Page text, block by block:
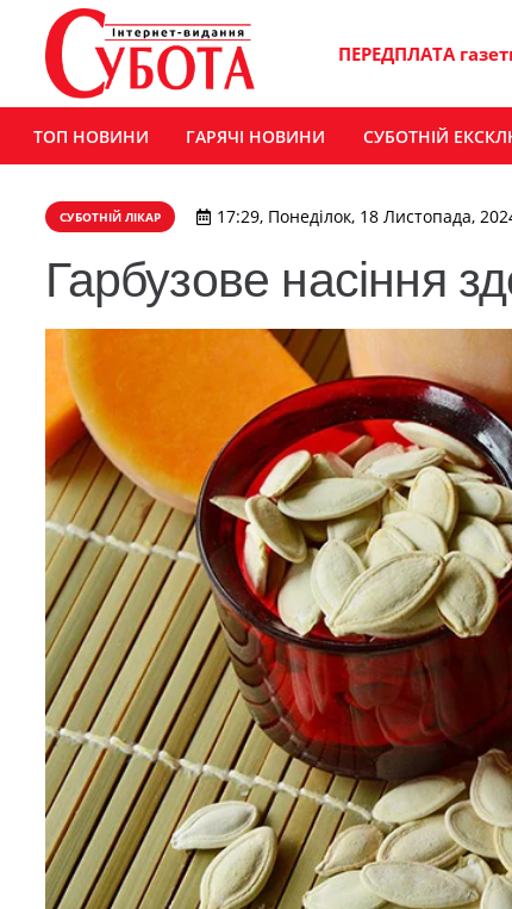
ПЕРЕДПЛАТА
ТОП НОВИНИ ГАРЯЧІ НОВИНИ СУБОТНІЙ
СУБОТНІЙ ЛІКАР 17:29, Понеділок, 18 Листопада,
Гарбузове насіння